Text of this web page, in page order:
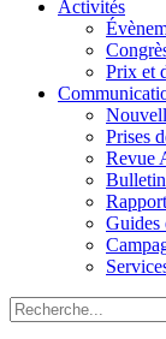
Activités
Prix et
Prises
Revue
Guides